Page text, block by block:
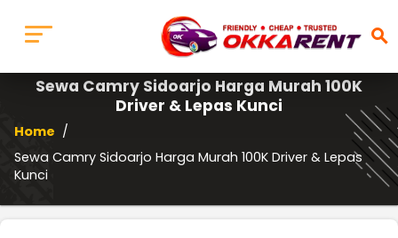
search
Sewa Camry Sidoarjo Harga Murah 100K
Driver & Lepas Kunci
Home /
Sewa Camry Sidoarjo Harga Murah 100K Driver & Lepas
Kunci